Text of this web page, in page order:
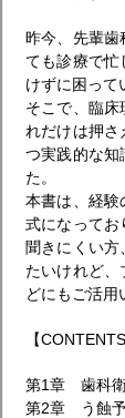
昨今、先輩歯
ても診療で忙
けずに困って
そこで、臨床
れだけは押さ
つ実践的な知
た。
本書は、経験
式になってお
聞きにくい方
たいけれど、
どにもご活用
【CONTENTS
第1章 歯科
第2章 う蝕予